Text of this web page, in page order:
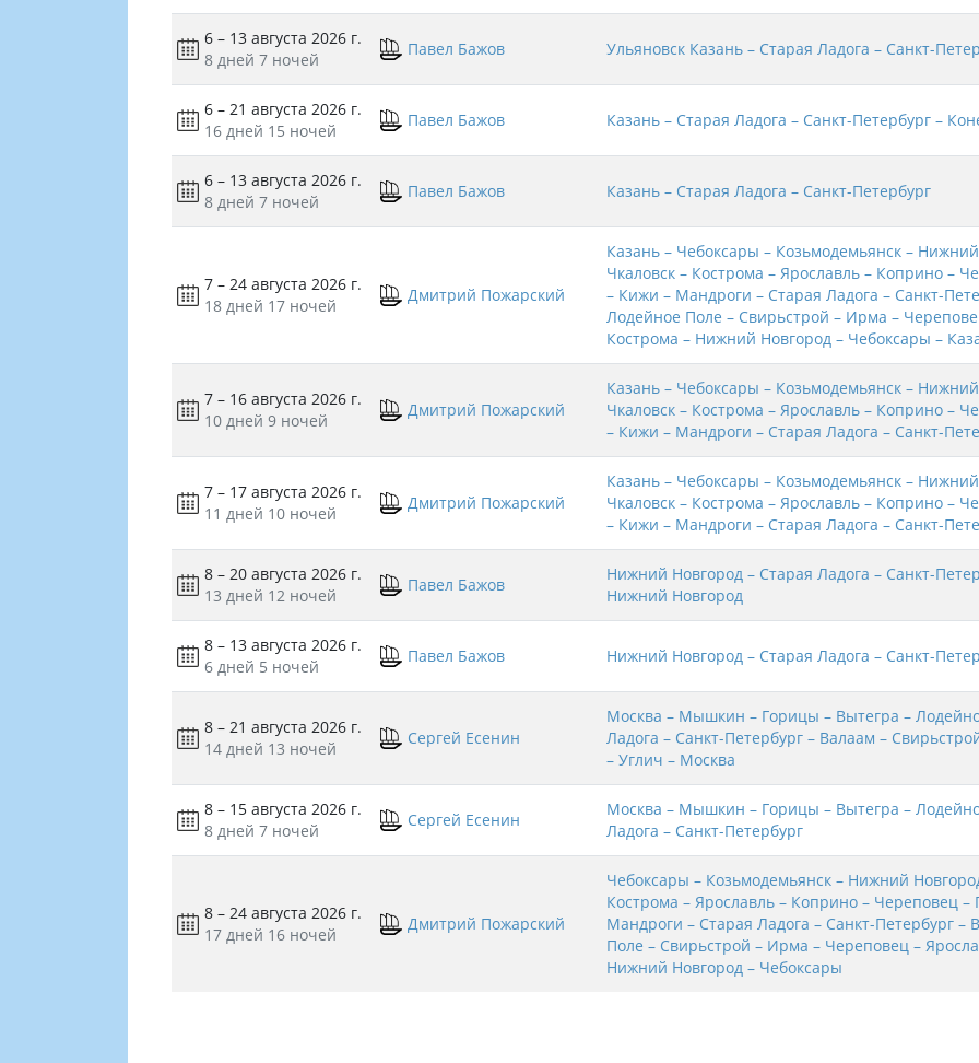
6 – 13 августа 2026 г.
8 дней 7 ночей
Павел Бажов Ульяновск Казань – Старая Ладога – Санкт-
6 – 21 августа 2026 г.
16 дней 15 ночей
Павел Бажов Казань – Старая Ладога – Санкт-Петербург –
6 – 13 августа 2026 г.
8 дней 7 ночей
Павел Бажов Казань – Старая Ладога – Санкт-Петербург
7 – 24 августа 2026 г.
18 дней 17 ночей
Дмитрий Пожарский
Казань – Чебоксары – Козьмодемьянск –
Чкаловск – Кострома – Ярославль – Коприно –
– Кижи – Мандроги – Старая Ладога – Санкт-
Лодейное Поле – Свирьстрой – Ирма –
Кострома – Нижний Новгород – Чебоксары –
7 – 16 августа 2026 г.
10 дней 9 ночей
Дмитрий Пожарский
Казань – Чебоксары – Козьмодемьянск –
Чкаловск – Кострома – Ярославль – Коприно –
– Кижи – Мандроги – Старая Ладога – Санкт-
7 – 17 августа 2026 г.
11 дней 10 ночей
Дмитрий Пожарский
Казань – Чебоксары – Козьмодемьянск –
Чкаловск – Кострома – Ярославль – Коприно –
– Кижи – Мандроги – Старая Ладога – Санкт-
8 – 20 августа 2026 г.
13 дней 12 ночей
Павел Бажов
Нижний Новгород – Старая Ладога – Санкт-
Нижний Новгород
8 – 13 августа 2026 г.
6 дней 5 ночей
Павел Бажов Нижний Новгород – Старая Ладога – Санкт-
8 – 21 августа 2026 г.
14 дней 13 ночей
Сергей Есенин
Москва – Мышкин – Горицы – Вытегра –
Ладога – Санкт-Петербург – Валаам –
– Углич – Москва
8 – 15 августа 2026 г.
8 дней 7 ночей
Сергей Есенин
Москва – Мышкин – Горицы – Вытегра –
Ладога – Санкт-Петербург
8 – 24 августа 2026 г.
17 дней 16 ночей
Дмитрий Пожарский
Чебоксары – Козьмодемьянск – Нижний
Кострома – Ярославль – Коприно – Череповец
Мандроги – Старая Ладога – Санкт-Петербург –
Поле – Свирьстрой – Ирма – Череповец –
Нижний Новгород – Чебоксары